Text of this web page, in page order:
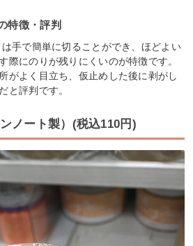
特徴・評判
は手で簡単に切ることができ、ほどよい
際にのりが残りにくいのが特徴です。
がよく目立ち、仮止めした後に剥がし
と評判です。
ノート製）(税込110円)